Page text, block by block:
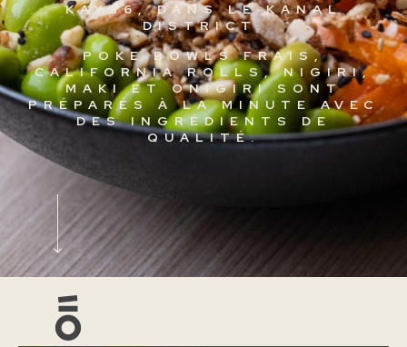
KAY36, DANS LE KANAL
DISTRICT.
POKE BOWLS FRAIS,
CALIFORNIA ROLLS, NIGIRI,
MAKI ET ONIGIRI SONT
PRÉPARÉS À LA MINUTE AVEC
DES INGRÉDIENTS DE
QUALITÉ.